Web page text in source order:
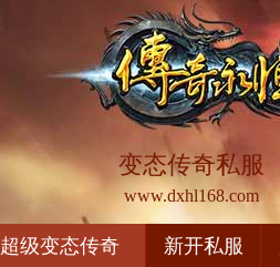
变态传奇私服
www.dxhl168.com
超级变态传奇 新开私服